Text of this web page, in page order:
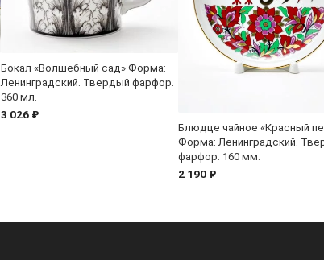
Бокал «Волшебный сад» Форма:
Ленинградский. Твердый фарфор.
360 мл.
3 026 ₽
Блюдце чайное «Красный
Форма: Ленинградский.
фарфор. 160 мм.
2 190 ₽